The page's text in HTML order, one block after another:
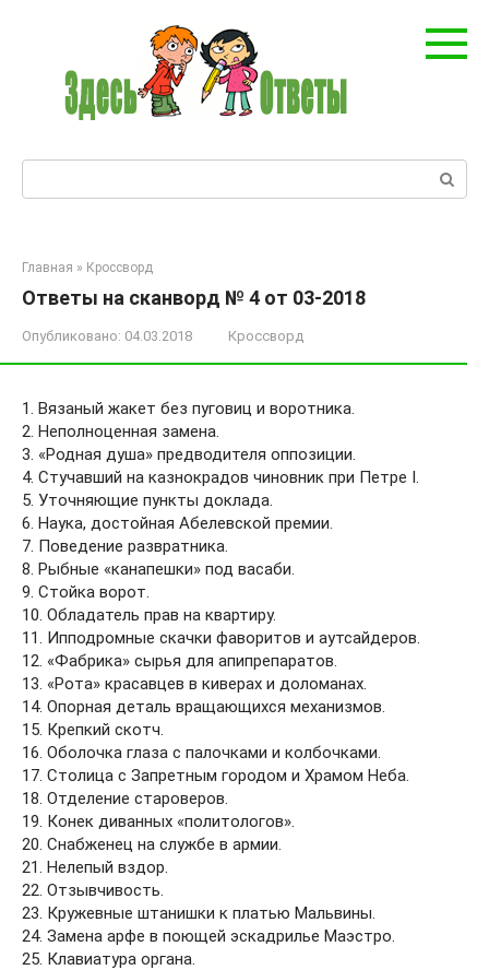
Поиск:
Главная » Кроссворд
Ответы на сканворд № 4 от 03-2018
Опубликовано: 04.03.2018 Кроссворд
1. Вязаный жакет без пуговиц и воротника.
2. Неполноценная замена.
3. «Родная душа» предводителя оппозиции.
4. Стучавший на казнокрадов чиновник при Петре I.
5. Уточняющие пункты доклада.
6. Наука, достойная Абелевской премии.
7. Поведение развратника.
8. Рыбные «канапешки» под васаби.
9. Стойка ворот.
10. Обладатель прав на квартиру.
11. Ипподромные скачки фаворитов и аутсайдеров.
12. «Фабрика» сырья для апипрепаратов.
13. «Рота» красавцев в киверах и доломанах.
14. Опорная деталь вращающихся механизмов.
15. Крепкий скотч.
16. Оболочка глаза с палочками и колбочками.
17. Столица с Запретным городом и Храмом Неба.
18. Отделение староверов.
19. Конек диванных «политологов».
20. Снабженец на службе в армии.
21. Нелепый вздор.
22. Отзывчивость.
23. Кружевные штанишки к платью Мальвины.
24. Замена арфе в поющей эскадрилье Маэстро.
25. Клавиатура органа.